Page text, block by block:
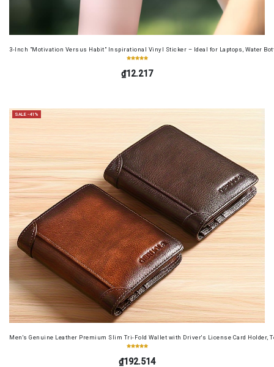
3-Inch "Motivation Versus Habit" Inspirational Vinyl Sticker – Ideal for Laptops, Water
₫12.217
SALE -41%
Men's Genuine Leather Premium Slim Tri-Fold Wallet with Driver's License Card Holder,
₫192.514